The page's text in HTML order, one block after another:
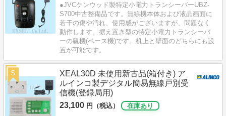
●JVCケンウッド製特定小電力トランシーバーUBZ-
S700中古整備品です。無線機本体および液晶画面に
若干の傷や汚れ、使用感がございますが、問題なく
動作します。据え置き型の特定小電力トランシーバ
ーの親機(ベース機)です。机上と壁面のどちらにも設
置が可能です。
XEAL30D 未使用新古品(箱付き) ア
ルインコ製デジタル簡易無線戸別受
信機(登録局用)
23,100 円（税込）
在庫あり
S